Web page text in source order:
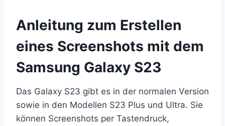
Anleitung zum Erstellen
eines Screenshots mit dem
Samsung Galaxy S23
Das Galaxy S23 gibt es in der normalen Version
sowie in den Modellen S23 Plus und Ultra. Sie
können Screenshots per Tastendruck,